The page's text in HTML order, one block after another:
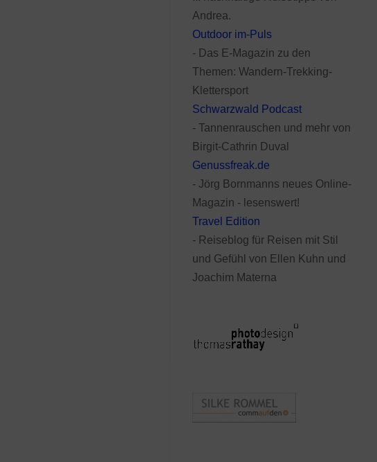
Andrea.
Outdoor im-Puls
- Das E-Magazin zu den
Themen: Wandern-Trekking-
Klettersport
Schwarzwald Podcast
- Tannenrauschen und mehr von
Birgit-Cathrin Duval
Genussfreak.de
- Jörg Bornmanns neues Online-
Magazin - lesenswert!
Travel Edition
- Reiseblog für Reisen mit Stil
und Gefühl von Ellen Kuhn und
Joachim Materna